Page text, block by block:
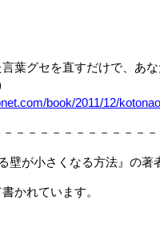
葉グセを直すだけで、あな
book/2011/12/
－－－－－－－－－－－
壁が小さくなる方法』の著
かれています。